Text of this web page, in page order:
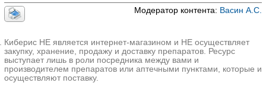
Модератор контента: Васин А.С.
Киберис НЕ является интернет-магазином и НЕ осуществляет
закупку, хранение, продажу и доставку препаратов. Ресурс
выступает лишь в роли посредника между вами и
производителем препаратов или аптечными пунктами, которые и
осуществляют поставку.